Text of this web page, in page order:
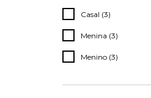
Casal (3)
Menina (3)
Menino (3)